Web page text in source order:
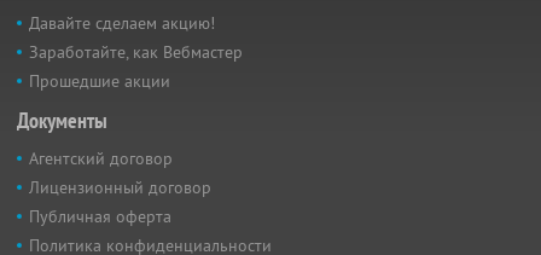
Давайте сделаем акцию!
Заработайте, как Вебмастер
Прошедшие акции
Документы
Агентский договор
Лицензионный договор
Публичная оферта
Политика конфиденциальности